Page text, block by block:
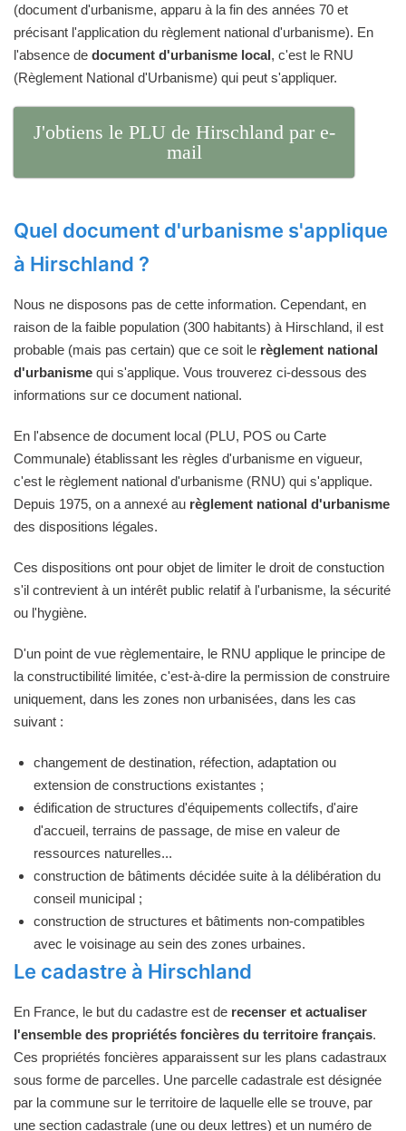
(document d'urbanisme, apparu à la fin des années 70 et
précisant l'application du règlement national d'urbanisme). En
l'absence de document d'urbanisme local, c'est le RNU
(Règlement National d'Urbanisme) qui peut s'appliquer.
J'obtiens le PLU de Hirschland par e-
mail
Quel document d'urbanisme s'applique
à Hirschland ?
Nous ne disposons pas de cette information. Cependant, en
raison de la faible population (300 habitants) à Hirschland, il est
probable (mais pas certain) que ce soit le règlement national
d'urbanisme qui s'applique. Vous trouverez ci-dessous des
informations sur ce document national.
En l'absence de document local (PLU, POS ou Carte
Communale) établissant les règles d'urbanisme en vigueur,
c'est le règlement national d'urbanisme (RNU) qui s'applique.
Depuis 1975, on a annexé au règlement national d'urbanisme
des dispositions légales.
Ces dispositions ont pour objet de limiter le droit de constuction
s'il contrevient à un intérêt public relatif à l'urbanisme, la sécurité
ou l'hygiène.
D'un point de vue règlementaire, le RNU applique le principe de
la constructibilité limitée, c'est-à-dire la permission de construire
uniquement, dans les zones non urbanisées, dans les cas
suivant :
changement de destination, réfection, adaptation ou
extension de constructions existantes ;
édification de structures d'équipements collectifs, d'aire
d'accueil, terrains de passage, de mise en valeur de
ressources naturelles...
construction de bâtiments décidée suite à la délibération du
conseil municipal ;
construction de structures et bâtiments non-compatibles
avec le voisinage au sein des zones urbaines.
Le cadastre à Hirschland
En France, le but du cadastre est de recenser et actualiser
l'ensemble des propriétés foncières du territoire français.
Ces propriétés foncières apparaissent sur les plans cadastraux
sous forme de parcelles. Une parcelle cadastrale est désignée
par la commune sur le territoire de laquelle elle se trouve, par
une section cadastrale (une ou deux lettres) et un numéro de